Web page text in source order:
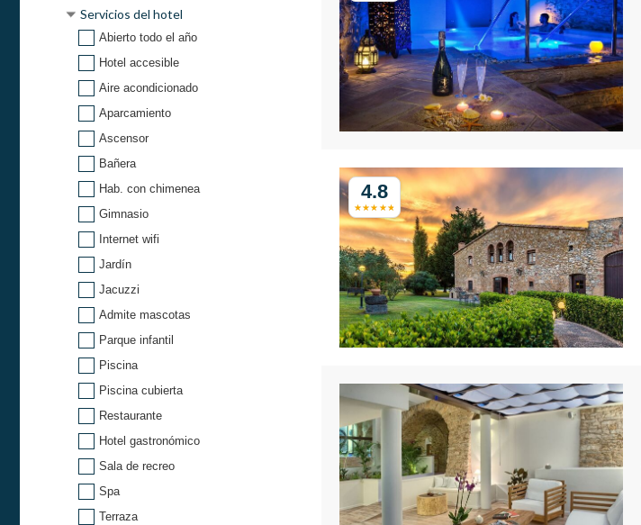
Servicios del hotel
Abierto todo el año
Hotel accesible
Aire acondicionado
Aparcamiento
Ascensor
Bañera
Hab. con chimenea
Gimnasio
Internet wifi
Jardín
Jacuzzi
Admite mascotas
Parque infantil
Piscina
Piscina cubierta
Restaurante
Hotel gastronómico
Sala de recreo
Spa
Terraza
4.8